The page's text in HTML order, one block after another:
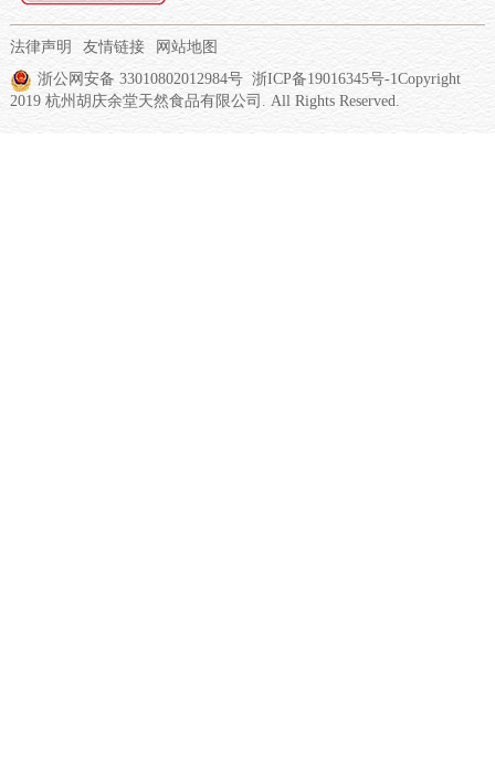
法律声明 友情链接
网站地图
浙公网安备 33010802012984号 浙ICP备19016345号-1 Copyright
2019 杭州胡庆余堂天然食品有限公司. All Rights Reserved.